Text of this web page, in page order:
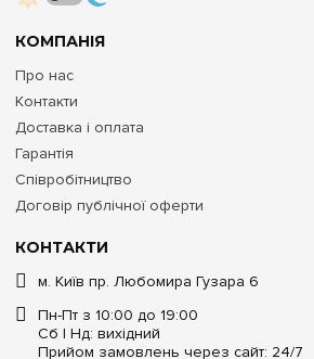
КОНТАКТИ
м. Київ пр. Любомира Гузара 6
Пн-Пт з 10:00 до 19:00
Сб | Нд: вихідний
Прийом замовлень через сайт: 24/7
КОМПАНІЯ
Про нас
Контакти
Доставка і оплата
Гарантія
Співробітництво
Договір публічної оферти